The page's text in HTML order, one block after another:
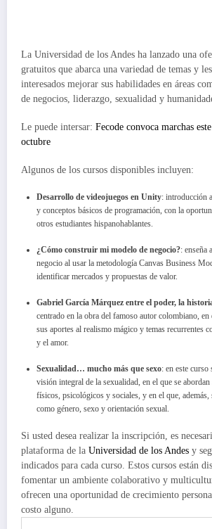
La Universidad de los Andes ha lanzado una
gratuitos que abarca una variedad de temas y
interesados mejorar sus habilidades en áreas
de negocios, liderazgo, sexualidad y
Le puede intersar: Fecode convoca marchas
octubre
Algunos de los cursos disponibles incluyen:
Desarrollo de videojuegos en Unity: introducción
y conceptos básicos de programación, con la
otros estudiantes hispanohablantes.
¿Cómo construir mi modelo de negocio?: enseña
negocio al usar la metodología Canvas Business
identificar mercados y propuestas de valor.
Gabriel García Márquez entre el poder, la
centrado en la obra del famoso autor colombiano, en
sus aportes al realismo mágico y temas recurrentes
y el amor.
Sexualidad… mucho más que sexo: en este
visión integral de la sexualidad, en el que se
físicos, psicológicos y sociales, y en el que,
como género, sexo y orientación sexual.
Si usted desea realizar la inscripción, es
plataforma de la Universidad de los Andes y
indicados para cada curso. Estos cursos están
fomentar un ambiente colaborativo y
ofrecen una oportunidad de crecimiento
costo alguno.